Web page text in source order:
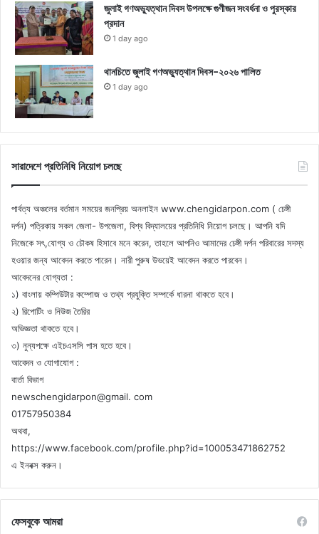
জুলাই গণঅভ্যুত্থান দিবস উপলক্ষে গুণীজন সংবর্ধনা ও পুরস্কার
প্রদান
1 day ago
থানচিতে জুলাই গণঅভ্যুত্থান দিবস-২০২৬ পালিত
1 day ago
সারাদেশে প্রতিনিধি নিয়োগ চলছে
পার্বত্য অঞ্চলের বর্তমান সময়ের জনপ্রিয় অনলাইন www.chengidarpon.com ( চেঙ্গী
দর্পন) পত্রিকায় সকল জেলা- উপজেলা, বিশ্ব বিদ্যালয়ের প্রতিনিধি নিয়োগ চলছে। আপনি যদি
নিজেকে সৎ,যোগ্য ও চৌকষ হিসাবে মনে করেন, তাহলে আপনিও আমাদের চেঙ্গী দর্পন পরিবারের সদস্য
হওয়ার জন্য আবেদন করতে পারেন। নারী পুরুষ উভয়েই আবেদন করতে পারবেন।
আবেদনের যোগ্যতা :
১) বাংলায় কম্পিউটার কম্পোজ ও তথ্য প্রযুক্তি সম্পর্কে ধারনা থাকতে হবে।
২) রিপোটিং ও নিউজ তৈরির
অভিজ্ঞতা থাকতে হবে।
৩) নুন্যপক্ষে এইচএসসি পাস হতে হবে।
আবেদন ও যোগাযোগ :
বার্তা বিভাগ
newschengidarpon@gmail. com
01757950384
অথবা,
https://www.facebook.com/profile.php?id=100053471862752
এ ইনবক্স করুন।
ফেসবুকে আমরা